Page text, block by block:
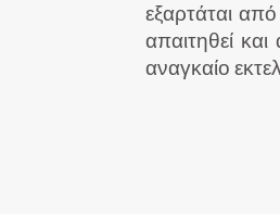
εξαρτάται
απαιτηθεί
αναγκαίο